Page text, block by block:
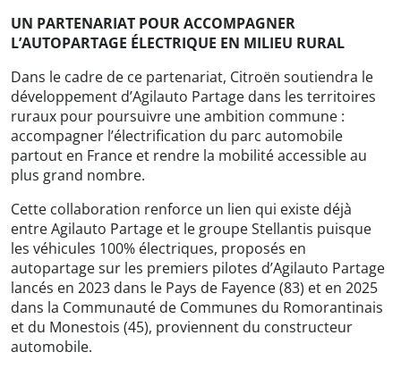
UN PARTENARIAT POUR ACCOMPAGNER
L’AUTOPARTAGE ÉLECTRIQUE EN MILIEU RURAL
Dans le cadre de ce partenariat, Citroën soutiendra le
développement d’Agilauto Partage dans les territoires
ruraux pour poursuivre une ambition commune :
accompagner l’électrification du parc automobile
partout en France et rendre la mobilité accessible au
plus grand nombre.
Cette collaboration renforce un lien qui existe déjà
entre Agilauto Partage et le groupe Stellantis puisque
les véhicules 100% électriques, proposés en
autopartage sur les premiers pilotes d’Agilauto Partage
lancés en 2023 dans le Pays de Fayence (83) et en 2025
dans la Communauté de Communes du Romorantinais
et du Monestois (45), proviennent du constructeur
automobile.